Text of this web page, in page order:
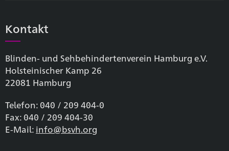
Kontakt
Blinden- und Sehbehinderten­verein Hamburg e.V.
Holsteinischer Kamp 26
22081 Hamburg
Telefon: 040 / 209 404-0
Fax: 040 / 209 404-30
E-Mail: info@bsvh.org